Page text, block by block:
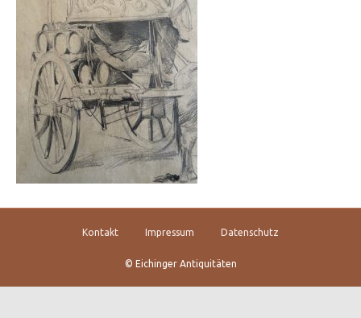
Kontakt Impressum Datenschutz
© Eichinger Antiquitäten